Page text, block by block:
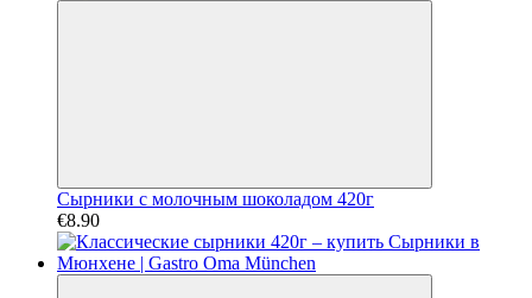
Сырники с молочным шоколадом 420г
€8.90